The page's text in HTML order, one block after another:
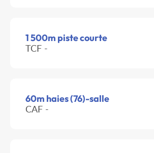
1 500m piste courte
TCF -
60m haies (76)-salle
CAF -